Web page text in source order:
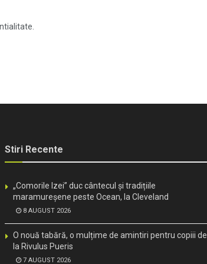
Stiri Recente
„Comorile Izei” duc cântecul și tradițiile
maramureșene peste Ocean, la Cleveland
8 AUGUST 2026
O nouă tabără, o mulțime de amintiri pentru copiii de
la Rivulus Pueris
7 AUGUST 2026